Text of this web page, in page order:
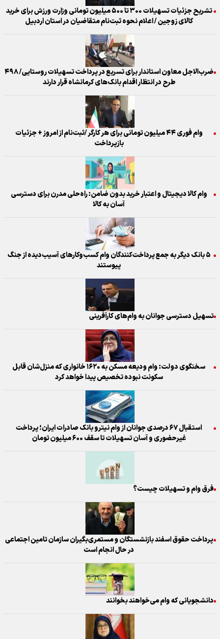
تشریح جزئیات تسهیلات ۳۰۰ تا ۵۰۰ میلیون تومانی وزارت ورزش برای خرید
کالای زوجین / اعلام نحوه ثبت‌نام متقاضیان در استان اردبیل
ضرب‌الاجل معاون استاندار برای تسریع در پرداخت تسهیلات روستایی/ ۴۹۸
طرح در انتظار اقدام بانک‌های کرمانشاه قرار دارند
وام فوری ۴۴ میلیون تومانی برای هر کارگر /ثبت‌نام از امروز + جزئیات
بازپرداخت
وام کالا دیجیتال و اعتبار خرید بدون ضامن: راه‌حلی مدرن برای دسترسی
آسان به کالا
۵ بانک دیگر به جمع پرداخت‌کنندگان وام کسب‌وکارهای آسیب‌دیده از جنگ
پیوستند
تسهیل دسترسی جوانان به وام‌های کارآفرینی
سخنگوی دولت: وام ودیعه مسکن به ۱۶۲۰ خانواری که منزل‌شان قابل
سکونت نبوده تخصیص پیدا خواهد کرد
استقبال ۶۷ درصدی جوانان از وام نیترو بانک صادرات ایران؛ پرداخت
غیرحضوری و آسان تسهیلات تا سقف ۶۰۰ میلیون تومان
فرق وام و تسهیلات چیست؟
پرداخت حقوق اسفند بازنشستگان و مستمری‌بگیران سازمان تامین اجتماعی
در حال انجام است
دانشجویانی که وام می‌خواهند بخوانند